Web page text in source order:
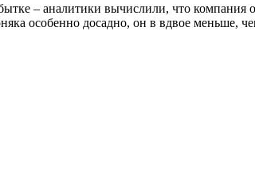
– аналитики вычислили, что
особенно досадно, он в вдвое меньше,